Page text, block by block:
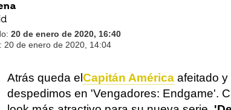
20 de enero de 2020, 16:40
20 de enero de 2020, 14:04
Atrás queda el Capitán América afeitado y
despedimos en 'Vengadores: Endgame'.